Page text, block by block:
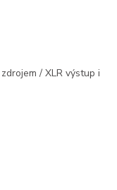
/ XLR výstup i